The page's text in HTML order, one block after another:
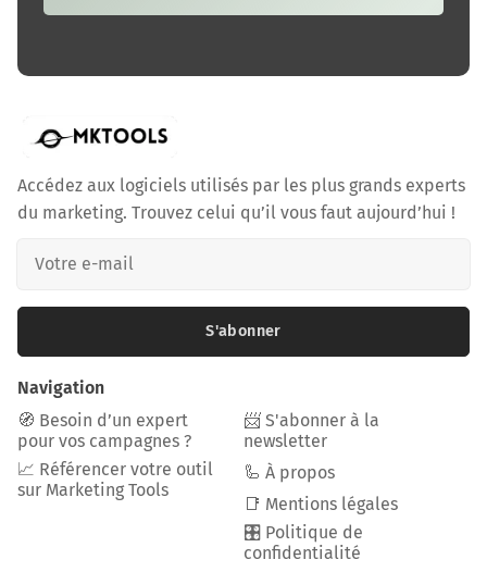
Accédez aux logiciels utilisés par les plus grands experts
du marketing. Trouvez celui qu’il vous faut aujourd’hui !
S'abonner
Navigation
🧭 Besoin d’un expert
pour vos campagnes ?
📈 Référencer votre outil
sur Marketing Tools
📨 S'abonner à la
newsletter
🦾 À propos
📑 Mentions légales
🎛️ Politique de
confidentialité